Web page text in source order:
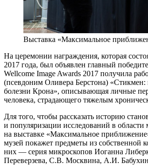
Выставка «Максимальное
На церемонии награждения, которая
2017 года, был объявлен главный
Wellcome Image Awards 2017 получила
(псевдоним Оливера Берстона) «Стикмен:
болезни Крона», описывающая личные
человека, страдающего тяжелым
Для того, чтобы рассказать историю
и популяризации исследований в области
на выставке «Максимальное
музей покажет предметы из собственной
них — серия микроскопов Иоганна
Переверзева, С.В. Москвина, А.И.